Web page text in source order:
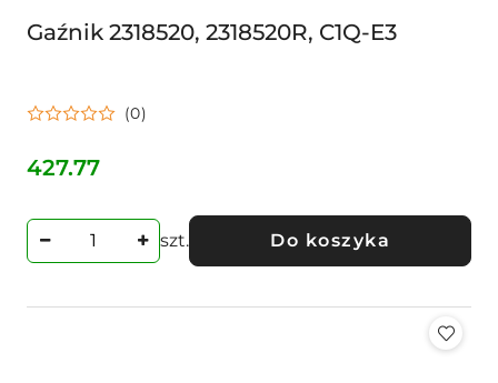
Gaźnik 2318520, 2318520R, C1Q-E3
(0)
Cena:
427.77
szt. Do koszyka